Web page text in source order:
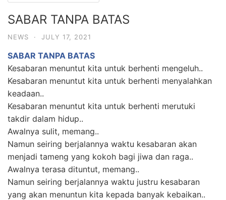
SABAR TANPA BATAS
NEWS · JULY 17, 2021
SABAR TANPA BATAS
Kesabaran menuntut kita untuk berhenti mengeluh..
Kesabaran menuntut kita untuk berhenti menyalahkan
keadaan..
Kesabaran menuntut kita untuk berhenti merutuki
takdir dalam hidup..
Awalnya sulit, memang..
Namun seiring berjalannya waktu kesabaran akan
menjadi tameng yang kokoh bagi jiwa dan raga..
Awalnya terasa dituntut, memang..
Namun seiring berjalannya waktu justru kesabaran
yang akan menuntun kita kepada banyak kebaikan..